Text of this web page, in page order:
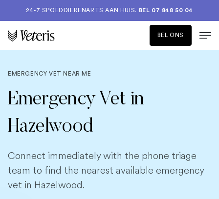
24-7 SPOEDDIERENARTS AAN HUIS. BEL 07 848 50 04
BEL ONS
EMERGENCY VET NEAR ME
Emergency Vet in
Hazelwood
Connect immediately with the phone triage
team to find the nearest available emergency
vet in Hazelwood.